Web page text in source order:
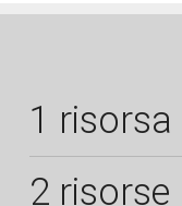
1 risorsa
2 risorse